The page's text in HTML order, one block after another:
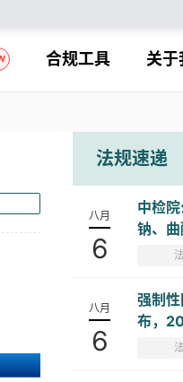
合规工具 关于
法规速递
八月
6
中检
钠、
八月
6
强制
布，